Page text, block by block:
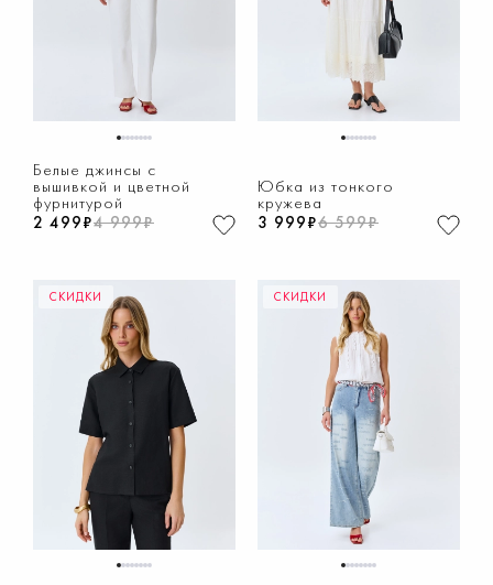
12345678
Белые джинсы с
вышивкой и цветной
фурнитурой
2 499₽4 999₽
12345678
Юбка из тонкого
кружева
3 999₽6 599₽
СКИДКИ
12345678
СКИДКИ
12345678